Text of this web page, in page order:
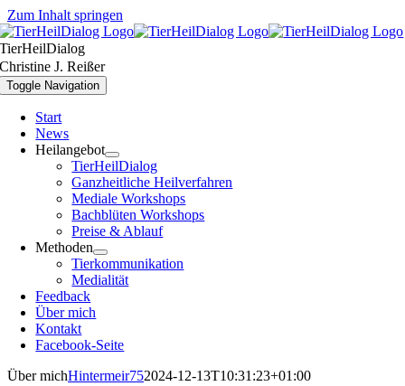
Zum Inhalt springen
TierHeilDialog
Christine J. Reißer
Toggle Navigation
Start
News
Heilangebot
TierHeilDialog
Ganzheitliche Heilverfahren
Mediale Workshops
Bachblüten Workshops
Preise & Ablauf
Methoden
Tierkommunikation
Medialität
Feedback
Über mich
Kontakt
Facebook-Seite
Über michHintermeir752024-12-13T10:31:23+01:00